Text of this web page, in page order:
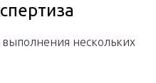
выполнения нескольких